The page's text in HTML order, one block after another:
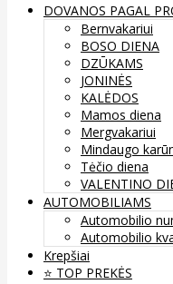
DOVANOS PAGAL
Bernvakariui
BOSO DIENA
DZŪKAMS
JONINĖS
KALĖDOS
Mamos diena
Mergvakariui
Mindaugo
Tėčio diena
VALENTINO
AUTOMOBILIAMS
Automobilio
Automobilio
Krepšiai
⭐️ TOP PREKĖS